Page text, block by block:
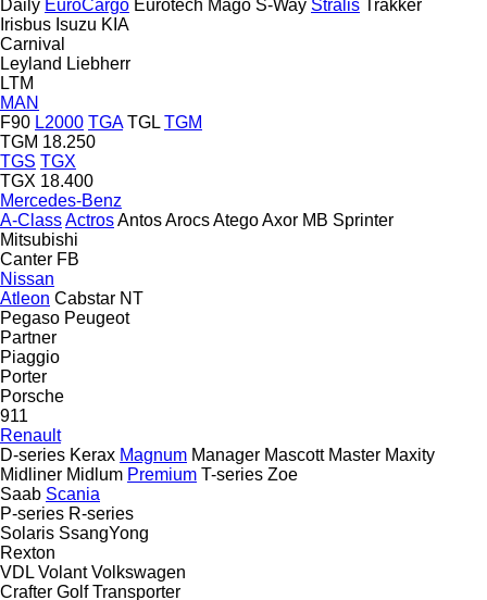
Daily EuroCargo Eurotech Mago S-Way Stralis Trakker
Irisbus Isuzu KIA
Carnival
Leyland Liebherr
LTM
MAN
F90 L2000 TGA TGL TGM
TGM 18.250
TGS TGX
TGX 18.400
Mercedes-Benz
A-ClassActrosAntosArocsAtegoAxor MB Sprinter
Mitsubishi
Canter FB
Nissan
Atleon Cabstar NT
Pegaso Peugeot
Partner
Piaggio
Porter
Porsche
911
Renault
D-series Kerax Magnum Manager Mascott Master Maxity
Midliner Midlum Premium T-series Zoe
Saab Scania
P-series R-series
Solaris SsangYong
Rexton
VDL Volant Volkswagen
Crafter Golf Transporter